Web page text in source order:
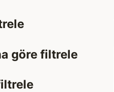
göre filtrele